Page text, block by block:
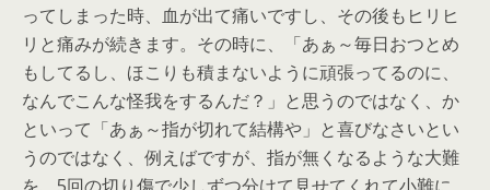
ってしまった時、血が出て痛いですし、その後もヒリヒ
リと痛みが続きます。その時に、「あぁ～毎日おつとめ
もしてるし、ほこりも積まないように頑張ってるのに、
なんでこんな怪我をするんだ？」と思うのではなく、か
といって「あぁ～指が切れて結構や」と喜びなさいとい
うのではなく、例えばですが、指が無くなるような大難